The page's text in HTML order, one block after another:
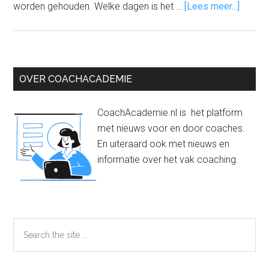
worden gehouden. Welke dagen is het … [Lees meer...]
horeca
Primaire
OVER COACHACADEMIE
CoachAcademie.nl is het platform
met nieuws voor en door coaches.
En uiteraard ook met nieuws en
informatie over het vak coaching.
the